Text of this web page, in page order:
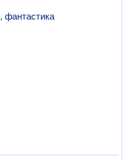
, фантастика